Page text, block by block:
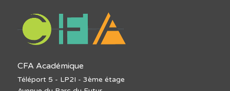
CFA Académique
Téléport 5 - LP2I - 3ème étage